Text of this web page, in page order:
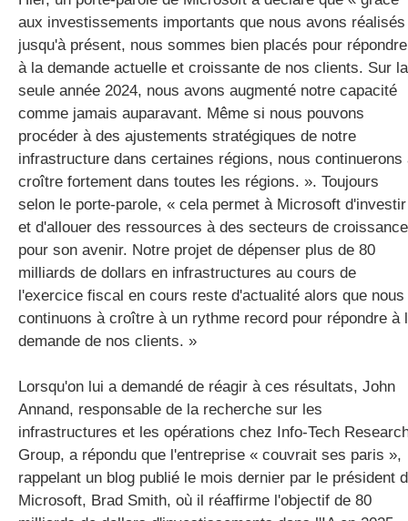
aux investissements importants que nous avons réalisés
jusqu'à présent, nous sommes bien placés pour répondre
à la demande actuelle et croissante de nos clients. Sur la
seule année 2024, nous avons augmenté notre capacité
comme jamais auparavant. Même si nous pouvons
procéder à des ajustements stratégiques de notre
infrastructure dans certaines régions, nous continuerons
croître fortement dans toutes les régions. ». Toujours
selon le porte-parole, « cela permet à Microsoft d'investir
et d'allouer des ressources à des secteurs de croissance
pour son avenir. Notre projet de dépenser plus de 80
milliards de dollars en infrastructures au cours de
l'exercice fiscal en cours reste d'actualité alors que nous
continuons à croître à un rythme record pour répondre à
demande de nos clients. »
Lorsqu'on lui a demandé de réagir à ces résultats, John
Annand, responsable de la recherche sur les
infrastructures et les opérations chez Info-Tech
Group, a répondu que l'entreprise « couvrait ses paris »,
rappelant un blog publié le mois dernier par le président
Microsoft, Brad Smith, où il réaffirme l'objectif de 80